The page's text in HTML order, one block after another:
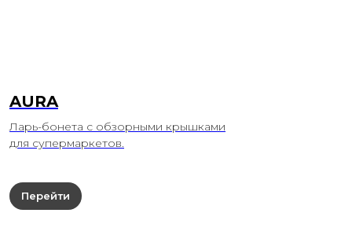
AURA
Ларь-бонета с обзорными крышками
для супермаркетов.
Перейти